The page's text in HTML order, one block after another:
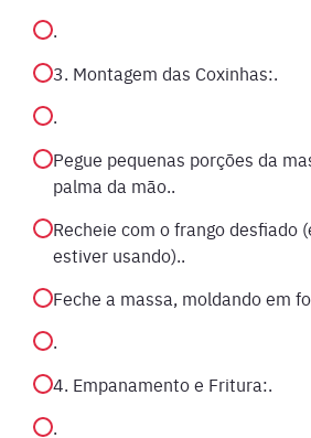
.
3. Montagem das Coxinhas:.
.
Pegue pequenas porções da
palma da mão..
Recheie com o frango desfiado
estiver usando)..
Feche a massa, moldando em
.
4. Empanamento e Fritura:.
.